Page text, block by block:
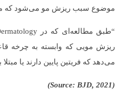
موضوع سبب ریزش مو می‌شود که
ریزش مویی که وابسته به چرخه
می‌دهد که فریتین پایین دارند یا
(Source: BJD, 2021)